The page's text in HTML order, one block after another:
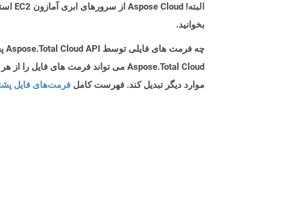
بخوانید.
چه فرمت های فایلی توسط Aspose.Total Cloud API پشتیبانی می شود؟
موارد دیگر تبدیل کند. فهرست کامل فرمت‌های فایل